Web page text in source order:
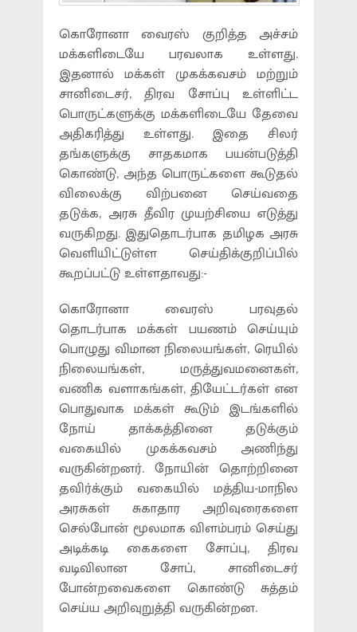
கொரோனா வைரஸ் குறித்த அச்சம்
மக்களிடையே பரவலாக உள்ளது.
இதனால் மக்கள் முகக்கவசம் மற்றும்
சானிடைசர், திரவ சோப்பு உள்ளிட்ட
பொருட்களுக்கு மக்களிடையே தேவை
அதிகரித்து உள்ளது. இதை சிலர்
தங்களுக்கு சாதகமாக பயன்படுத்தி
கொண்டு, அந்த பொருட்களை கூடுதல்
விலைக்கு விற்பனை செய்வதை
தடுக்க, அரசு தீவிர முயற்சியை எடுத்து
வருகிறது. இதுதொடர்பாக தமிழக அரசு
வெளியிட்டுள்ள செய்திக்குறிப்பில்
கூறப்பட்டு உள்ளதாவது:-
கொரோனா வைரஸ் பரவுதல்
தொடர்பாக மக்கள் பயணம் செய்யும்
பொழுது விமான நிலையங்கள், ரெயில்
நிலையங்கள், மருத்துவமனைகள்,
வணிக வளாகங்கள், தியேட்டர்கள் என
பொதுவாக மக்கள் கூடும் இடங்களில்
நோய் தாக்கத்தினை தடுக்கும்
வகையில் முகக்கவசம் அணிந்து
வருகின்றனர். நோயின் தொற்றினை
தவிர்க்கும் வகையில் மத்திய-மாநில
அரசுகள் சுகாதார அறிவுரைகளை
செல்போன் மூலமாக விளம்பரம் செய்து
அடிக்கடி கைகளை சோப்பு, திரவ
வடிவிலான சோப், சானிடைசர்
போன்றவைகளை கொண்டு சுத்தம்
செய்ய அறிவுறுத்தி வருகின்றன.